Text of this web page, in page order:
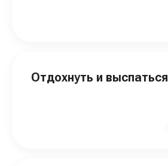
Отдохнуть и выспаться